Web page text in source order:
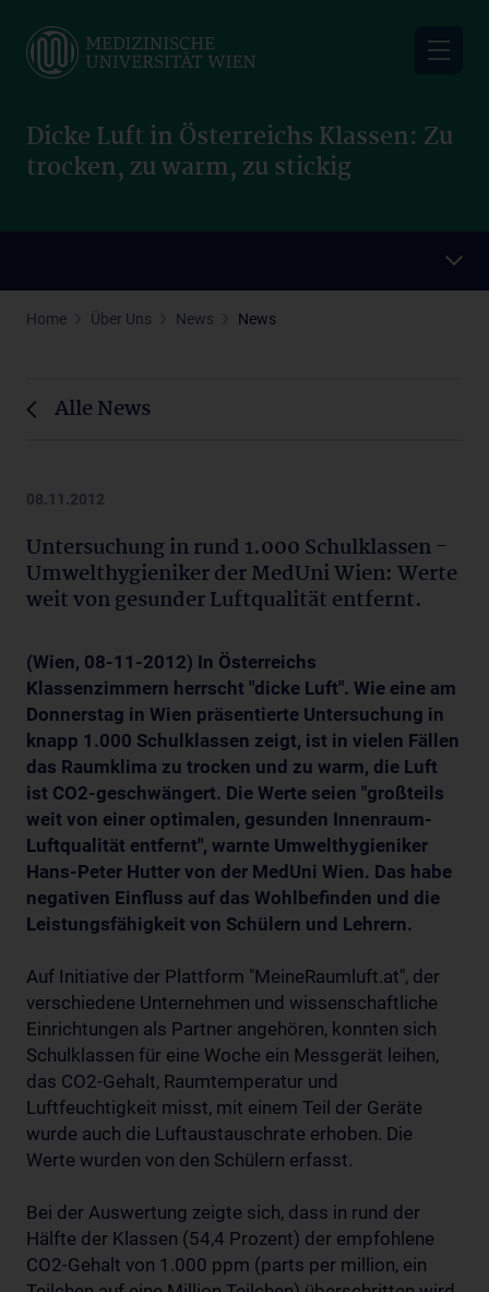
main
Dicke Luft in Österreichs Klassen: Zu
trocken, zu warm, zu stickig
Home Über Uns News News
Alle News
08.11.2012
Untersuchung in rund 1.000 Schulklassen -
Umwelthygieniker der MedUni Wien: Werte
weit von gesunder Luftqualität entfernt.
(Wien, 08-11-2012) In Österreichs
Klassenzimmern herrscht "dicke Luft". Wie eine am
Donnerstag in Wien präsentierte Untersuchung in
knapp 1.000 Schulklassen zeigt, ist in vielen Fällen
das Raumklima zu trocken und zu warm, die Luft
ist CO2-geschwängert. Die Werte seien "großteils
weit von einer optimalen, gesunden Innenraum-
Luftqualität entfernt", warnte Umwelthygieniker
Hans-Peter Hutter von der MedUni Wien. Das habe
negativen Einfluss auf das Wohlbefinden und die
Leistungsfähigkeit von Schülern und Lehrern.
Auf Initiative der Plattform "MeineRaumluft.at", der
verschiedene Unternehmen und wissenschaftliche
Einrichtungen als Partner angehören, konnten sich
Schulklassen für eine Woche ein Messgerät leihen,
das CO2-Gehalt, Raumtemperatur und
Luftfeuchtigkeit misst, mit einem Teil der Geräte
wurde auch die Luftaustauschrate erhoben. Die
Werte wurden von den Schülern erfasst.
Bei der Auswertung zeigte sich, dass in rund der
Hälfte der Klassen (54,4 Prozent) der empfohlene
CO2-Gehalt von 1.000 ppm (parts per million, ein